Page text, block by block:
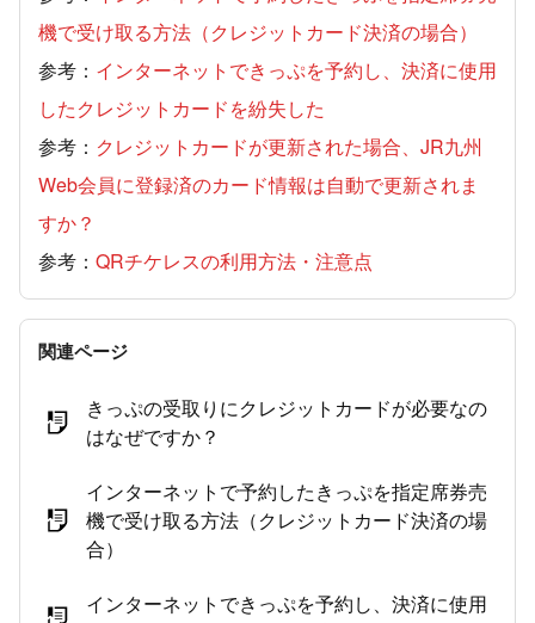
機で受け取る方法（クレジットカード決済の場合）
参考： インターネットできっぷを予約し、決済に使用
したクレジットカードを紛失した
参考： クレジットカードが更新された場合、JR九州
Web会員に登録済のカード情報は自動で更新されま
すか？
参考： QRチケレスの利用方法・注意点
関連ページ
きっぷの受取りにクレジットカードが必要なの
はなぜですか？
インターネットで予約したきっぷを指定席券売
機で受け取る方法（クレジットカード決済の場
合）
インターネットできっぷを予約し、決済に使用